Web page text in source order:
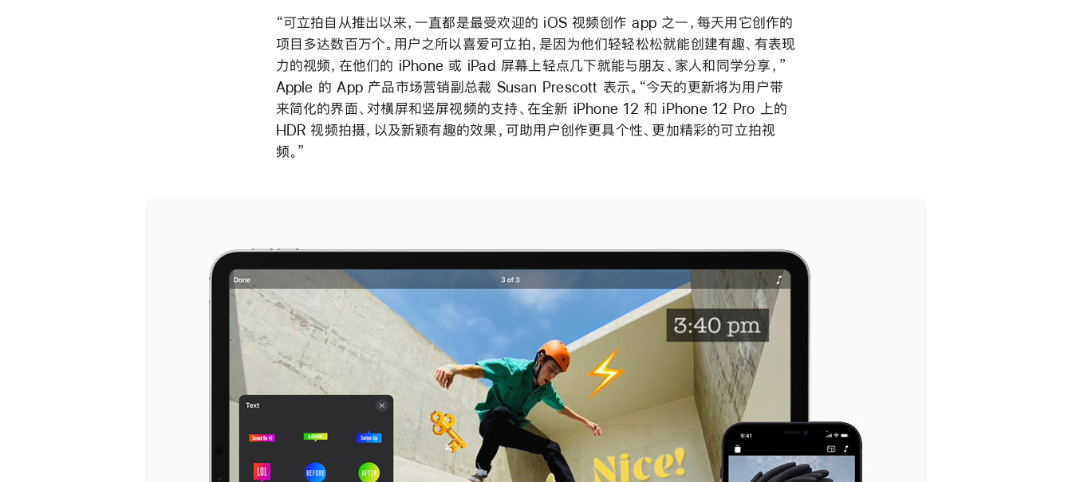
“可立拍自从推出以来，一直都是最受欢迎的 iOS 视频创作 app 之一，每天用它创作的
项目多达数百万个。用户之所以喜爱可立拍，是因为他们轻轻松松就能创建有趣、有表现
力的视频，在他们的 iPhone 或 iPad 屏幕上轻点几下就能与朋友、家人和同学分享，”
Apple 的 App 产品市场营销副总裁 Susan Prescott 表示。“今天的更新将为用户带
来简化的界面、对横屏和竖屏视频的支持、在全新 iPhone 12 和 iPhone 12 Pro 上的
HDR 视频拍摄，以及新颖有趣的效果，可助用户创作更具个性、更加精彩的可立拍视
频。”